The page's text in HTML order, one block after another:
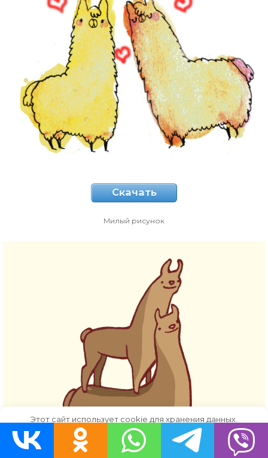
Скачать
Милый рисунок
Этот сайт использует cookie для хранения данных.
Продолжая использовать сайт, Вы даете свое согласие на
работу с этими файлами.
OK